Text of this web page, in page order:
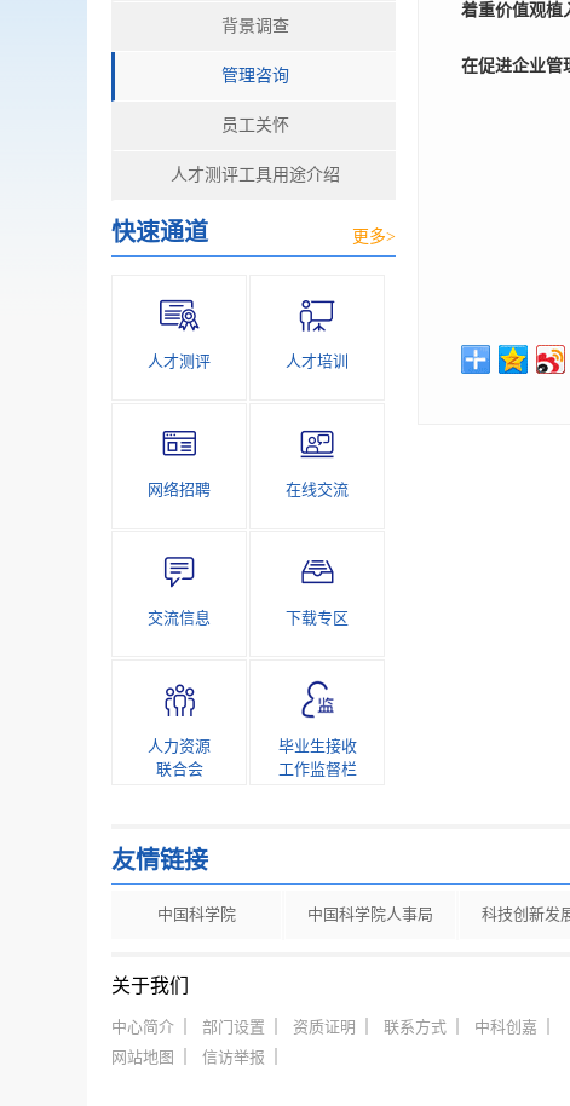
背景调查
管理咨询
员工关怀
人才测评工具用途介绍
快速通道 更多>
人才测评 人才培训
网络招聘 在线交流
交流信息 下载专区
人力资源
联合会
毕业生接收
工作监督栏
着重价值观植
在促进企业管
友情链接
中国科学院 中国科学院人事局 科技创新发
关于我们
中心简介 部门设置 资质证明 联系方式
中科创嘉
网站地图
信访举报